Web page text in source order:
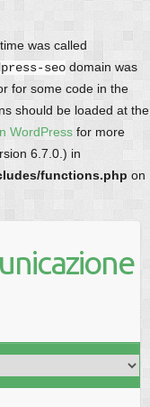
was called
seo domain was
for some code in the
should be loaded at the
WordPress for more
6.7.0.) in
functions.php on